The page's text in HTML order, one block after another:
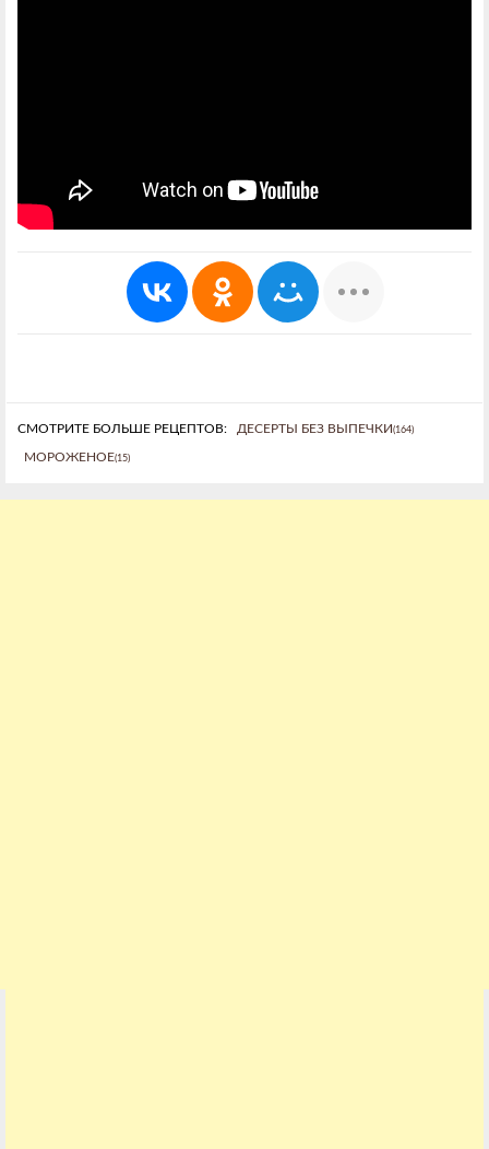
СМОТРИТЕ БОЛЬШЕ РЕЦЕПТОВ: ДЕСЕРТЫ БЕЗ ВЫПЕЧКИ(164)
МОРОЖЕНОЕ(15)